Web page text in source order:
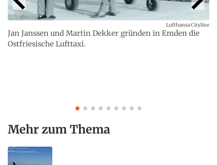
Jan Janssen und Martin Dekker gründen in Emden die
Ostfriesische Lufttaxi.
Lufthansa Cityline
Mehr zum Thema